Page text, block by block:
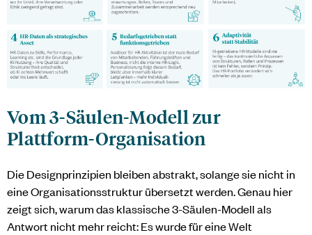
Vom 3-Säulen-Modell zur
Plattform-Organisation
Die Designprinzipien bleiben abstrakt, solange sie nicht in
eine Organisationsstruktur übersetzt werden. Genau hier
zeigt sich, warum das klassische 3-Säulen-Modell als
Antwort nicht mehr reicht: Es wurde für eine Welt